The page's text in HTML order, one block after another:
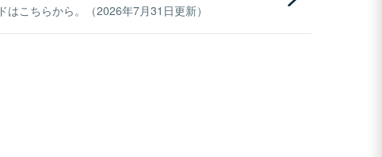
こちらから。（2026年7月31日更新）